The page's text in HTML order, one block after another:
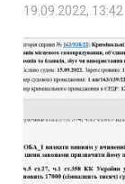
19.09.2022, 13:42